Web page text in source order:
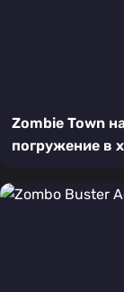
Zombie Town
погружение в